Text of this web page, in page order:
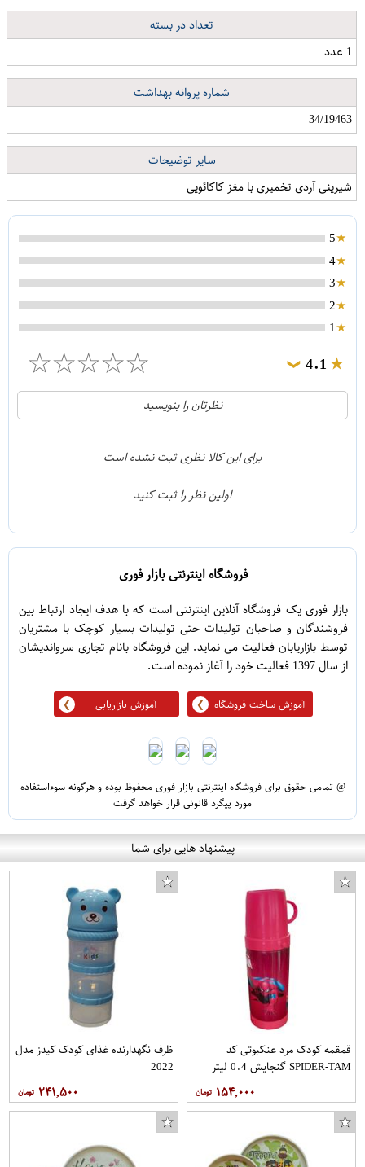
تعداد در بسته
1 عدد
شماره پروانه بهداشت
34/19463
سایر توضیحات
شیرینی آردی تخمیری با مغز کاکائویی
5
4
3
2
1
4.1
❯
☆
☆
☆
☆
☆
21
1
نظرتان را بنویسید
برای این کالا نظری ثبت نشده است
اولین نظر را ثبت کنید
فروشگاه اینترنتی بازار فوری
بازار فوری یک فروشگاه آنلاین اینترنتی است که با هدف ایجاد ارتباط بین
فروشندگان و صاحبان تولیدات حتی تولیدات بسیار کوچک با مشتریان
توسط بازاریابان فعالیت می نماید. این فروشگاه بانام تجاری سرواندیشان
از سال 1397 فعالیت خود را آغاز نموده است.
آموزش ساخت فروشگاه آموزش بازاریابی
@ تمامی حقوق برای فروشگاه اینترنتی بازار فوری محفوظ بوده و هرگونه سوءاستفاده
مورد پیگرد قانونی قرار خواهد گرفت
پیشنهاد هایی برای شما
قمقمه کودک مرد عنکبوتی کد
SPIDER-TAM گنجایش 0.4 لیتر
۱۵۴,۰۰۰
ظرف نگهدارنده غذای کودک کیدز مدل
2022
۲۴۱,۵۰۰